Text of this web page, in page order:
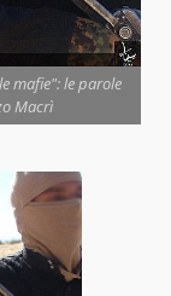
mafie": le parole
Macrì